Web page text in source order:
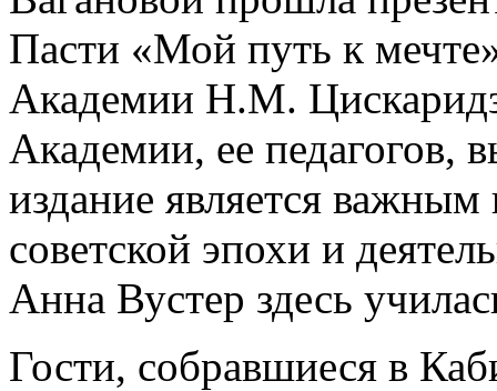
Пасти «Мой путь к
Академии Н.М.
Академии, ее педагогов,
издание является
советской эпохи и
Анна Вустер здесь
Гости, собравшиеся в